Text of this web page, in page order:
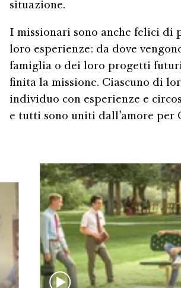
situazione.
I missionari sono anche felici di
loro esperienze: da dove
famiglia o dei loro progetti
finita la missione. Ciascuno di
individuo con esperienze e
e tutti sono uniti dall’amore per